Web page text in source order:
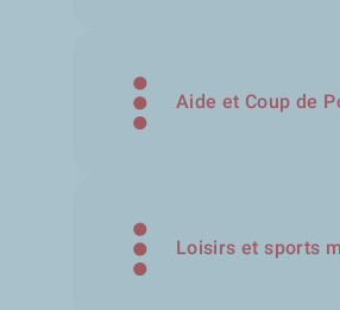
Aide et Coup de
Loisirs et sports